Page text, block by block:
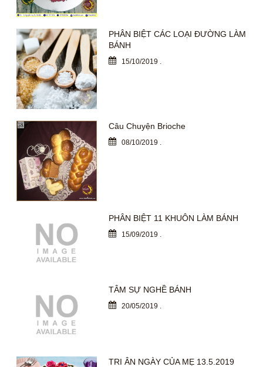
PHÂN BIỆT CÁC LOẠI ĐƯỜNG LÀM
BÁNH
15/10/2019 .
Câu Chuyện Brioche
08/10/2019
PHÂN BIỆT 11 KHUÔN LÀM BÁNH
15/09/2019
TÂM SỰ NGHỀ BÁNH
20/05/2019 .
TRI ÂN NGÀY CỦA MẸ 13.5.2019